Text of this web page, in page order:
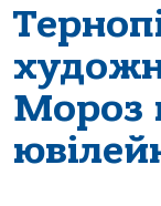
Мороз